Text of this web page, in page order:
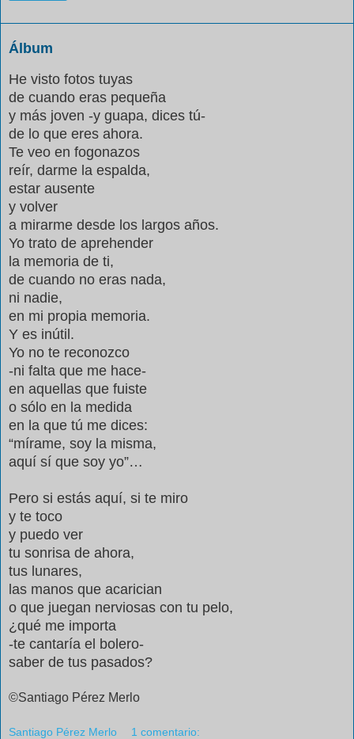
Álbum
He visto fotos tuyas
de cuando eras pequeña
y más joven -y guapa, dices tú-
de lo que eres ahora.
Te veo en fogonazos
reír, darme la espalda,
estar ausente
y volver
a mirarme desde los largos años.
Yo trato de aprehender
la memoria de ti,
de cuando no eras nada,
ni nadie,
en mi propia memoria.
Y es inútil.
Yo no te reconozco
-ni falta que me hace-
en aquellas que fuiste
o sólo en la medida
en la que tú me dices:
“mírame, soy la misma,
aquí sí que soy yo”…
Pero si estás aquí, si te miro
y te toco
y puedo ver
tu sonrisa de ahora,
tus lunares,
las manos que acarician
o que juegan nerviosas con tu pelo,
¿qué me importa
-te cantaría el bolero-
saber de tus pasados?
©Santiago Pérez Merlo
Santiago Pérez Merlo 1 comentario: